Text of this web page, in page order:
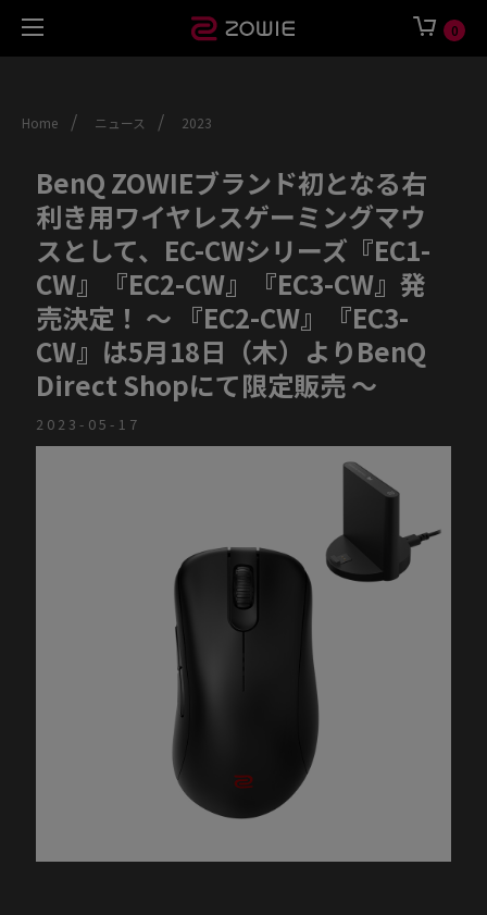
0
Home / ニュース / 2023
BenQ ZOWIEブランド初となる右
利き用ワイヤレスゲーミングマウ
スとして、EC-CWシリーズ『EC1-
CW』『EC2-CW』『EC3-CW』発
売決定！ ～ 『EC2-CW』『EC3-
CW』は5月18日（木）よりBenQ
Direct Shopにて限定販売 ～
2023-05-17